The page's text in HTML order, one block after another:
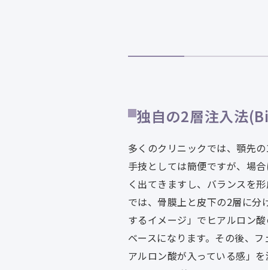
独自の2層注入法
多くのクリニックでは、顎先
手技としては簡便ですが、場
く出てきますし、バランスを
では、骨膜上と皮下の2層に分
するイメージ」でヒアルロン
ベースになります。その後、
アルロン酸が入っている感」